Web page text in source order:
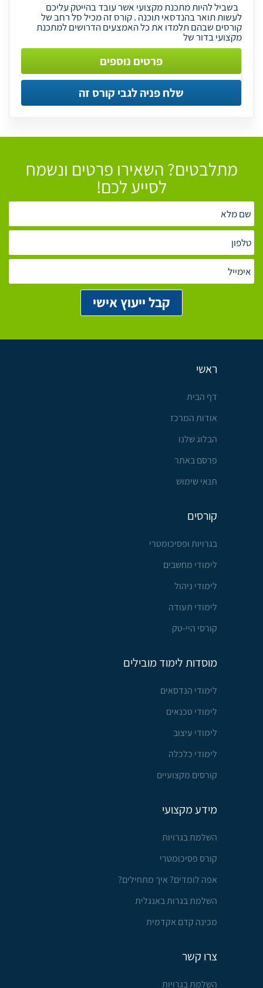
בשביל להיות מתכנת מקצועי אשר עובד בהייטק עליכם
לעשות תואר בהנדסאי תוכנה . קורס זה מכיל סל רחב של
קורסים שבהם תלמדו את כל האמצעים הדרושים למתכנת
מקצועי בדור של
פרטים נוספים
שלח פניה לגבי קורס זה
מתלבטים? השאירו פרטים ונשמח
לסייע לכם!
ראשי
דף הבית
אודות המרכז
הבלוג שלנו
פרסם באתר
תנאי שימוש
קורסים
בגרויות ופסיכומטרי
לימודי מחשבים
לימודי ניהול
לימודי תעודה
קורסי היי-טק
מוסדות לימוד מובילים
לימודי הנדסאים
לימודי טכנאים
לימודי עיצוב
לימודי כלכלה
קורסים מקצועיים
מידע מקצועי
השלמת בגרויות
קורס פסיכומטרי
אפה לומדים? איך מתחילים?
השלמת בגרות באנגלית
מכינה קדם אקדמית
צרו קשר
השלמת בגרויות